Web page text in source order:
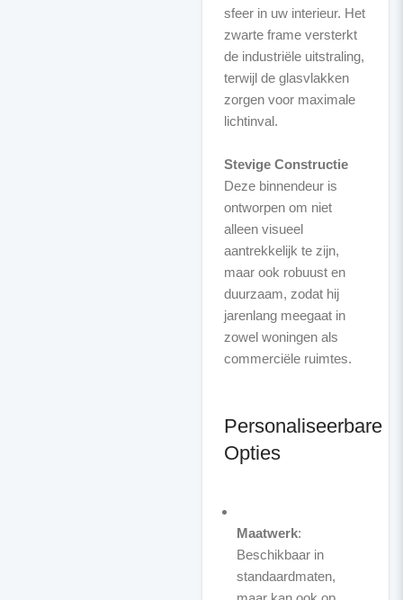
sfeer in uw interieur. Het
zwarte frame versterkt
de industriële uitstraling,
terwijl de glasvlakken
zorgen voor maximale
lichtinval.
Stevige Constructie
Deze binnendeur is
ontworpen om niet
alleen visueel
aantrekkelijk te zijn,
maar ook robuust en
duurzaam, zodat hij
jarenlang meegaat in
zowel woningen als
commerciële ruimtes.
Personaliseerbare
Opties
Maatwerk:
Beschikbaar in
standaardmaten,